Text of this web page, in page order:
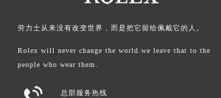
劳力士从来没有改变世界，而是把它留给佩戴它的人。
Rolex will never change the world.we leave that to the
people who wear them.
总部服务热线